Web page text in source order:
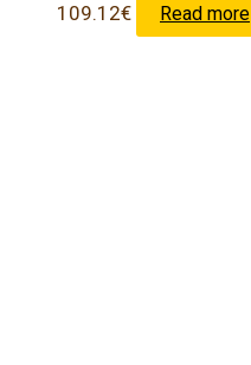
109.12€ Read more